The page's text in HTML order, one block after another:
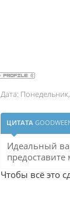
Дата:
ЦИТАТА
Идеальный
Чтобы всё это